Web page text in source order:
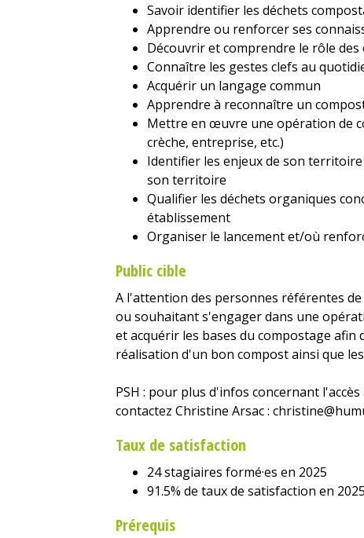
Savoir identifier les déchets
Apprendre ou renforcer ses
Découvrir et comprendre le rôle
Connaître les gestes clefs au
Acquérir un langage commun
Apprendre à reconnaître un
Mettre en œuvre une opération de
crèche, entreprise, etc.)
Identifier les enjeux de son
son territoire
Qualifier les déchets organiques
établissement
Organiser le lancement et/où
Public cible
A l'attention des personnes référentes
ou souhaitant s'engager dans une
et acquérir les bases du compostage afin
réalisation d'un bon compost ainsi que
PSH : pour plus d'infos concernant
contactez Christine Arsac :
Taux de satisfaction
24 stagiaires formé·es en 2025
91.5% de taux de satisfaction en 2025
Prérequis